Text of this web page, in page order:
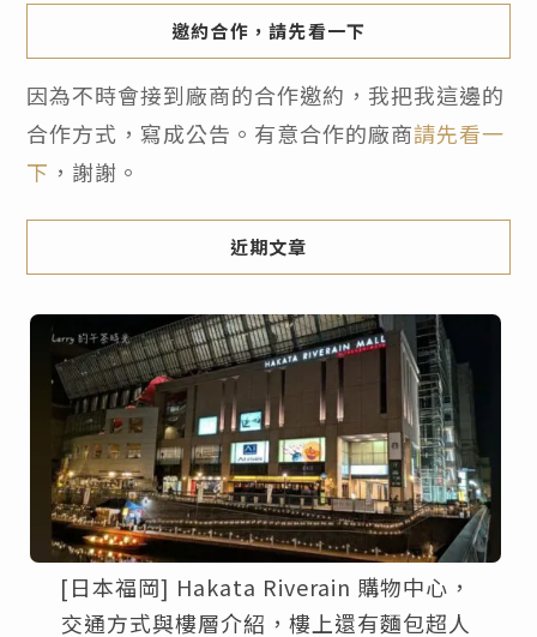
邀約合作，請先看一下
因為不時會接到廠商的合作邀約，我把我這邊的
合作方式，寫成公告。有意合作的廠商請先看一
下 ，謝謝。
近期文章
[日本福岡] Hakata Riverain 購物中心，
交通方式與樓層介紹，樓上還有麵包超人